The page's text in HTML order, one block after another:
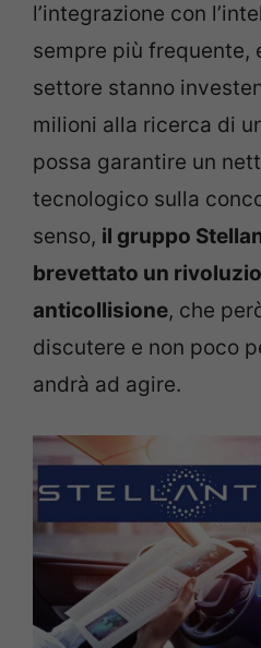
l’integrazione con
sempre più frequente,
settore stanno
milioni alla ricerca di
possa garantire un
tecnologico sulla
senso, il gruppo
brevettato un
anticollisione, che
discutere e non poco
andrà ad agire.